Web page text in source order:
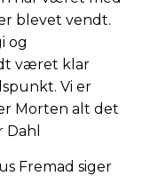
blevet vendt.
og
været klar
Vi er
Morten alt det
Dahl
Fremad siger